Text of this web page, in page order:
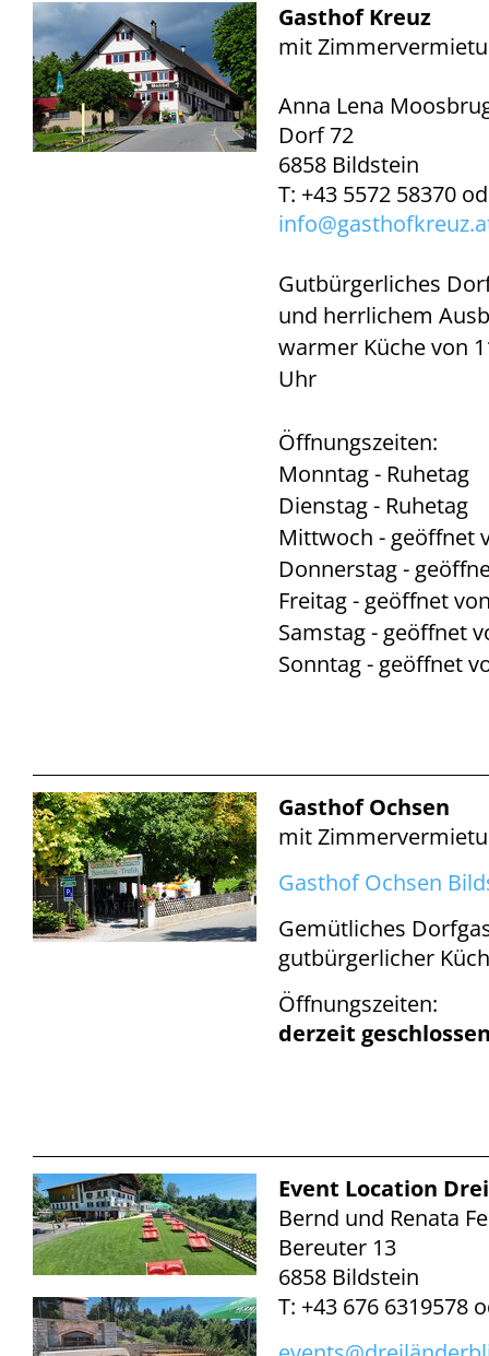
Gasthof Kreuz
mit
Anna Lena
Dorf 72
6858 Bildstein
T: +43 5572 58370
info@
Gutbürgerliches
und herrlichem
warmer Küche von
Uhr
Öffnungszeiten:
Monntag - Ruhetag
Dienstag - Ruhetag
Mittwoch - geöffnet
Donnerstag -
Freitag - geöffnet
Samstag - geöffnet
Sonntag - geöffnet
Gasthof Ochsen
mit
Gasthof Ochsen
Gemütliches
gutbürgerlicher
Öffnungszeiten:
derzeit
Event Location
Bernd und Renata
Bereuter 13
6858 Bildstein
T: +43 676 6319578